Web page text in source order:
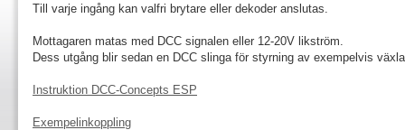
Till varje ingång kan valfri brytare eller dekoder anslutas.
Mottagaren matas med DCC signalen eller 12-20V likström.
Dess utgång blir sedan en DCC slinga för styrning av exempelvis
Instruktion DCC-Concepts ESP
Exempelinkoppling